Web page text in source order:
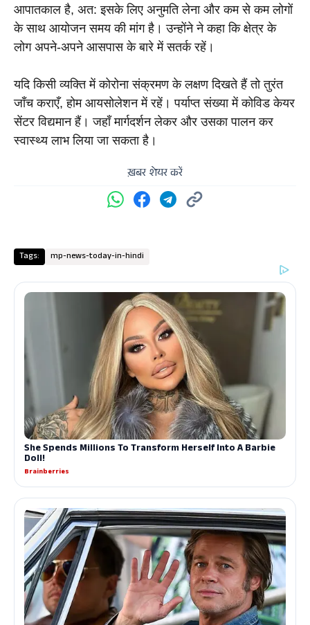
आपातकाल है, अत: इसके लिए अनुमति लेना और कम से कम लोगों
के साथ आयोजन समय की मांग है। उन्होंने ने कहा कि क्षेत्र के
लोग अपने-अपने आसपास के बारे में सतर्क रहें।
यदि किसी व्यक्ति में कोरोना संक्रमण के लक्षण दिखते हैं तो तुरंत
जाँच कराएँ, होम आयसोलेशन में रहें। पर्याप्त संख्या में कोविड केयर
सेंटर विद्यमान हैं। जहाँ मार्गदर्शन लेकर और उसका पालन कर
स्वास्थ्य लाभ लिया जा सकता है।
ख़बर शेयर करें
Tags: mp-news-today-in-hindi